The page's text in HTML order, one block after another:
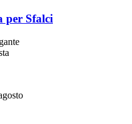
per Sfalci